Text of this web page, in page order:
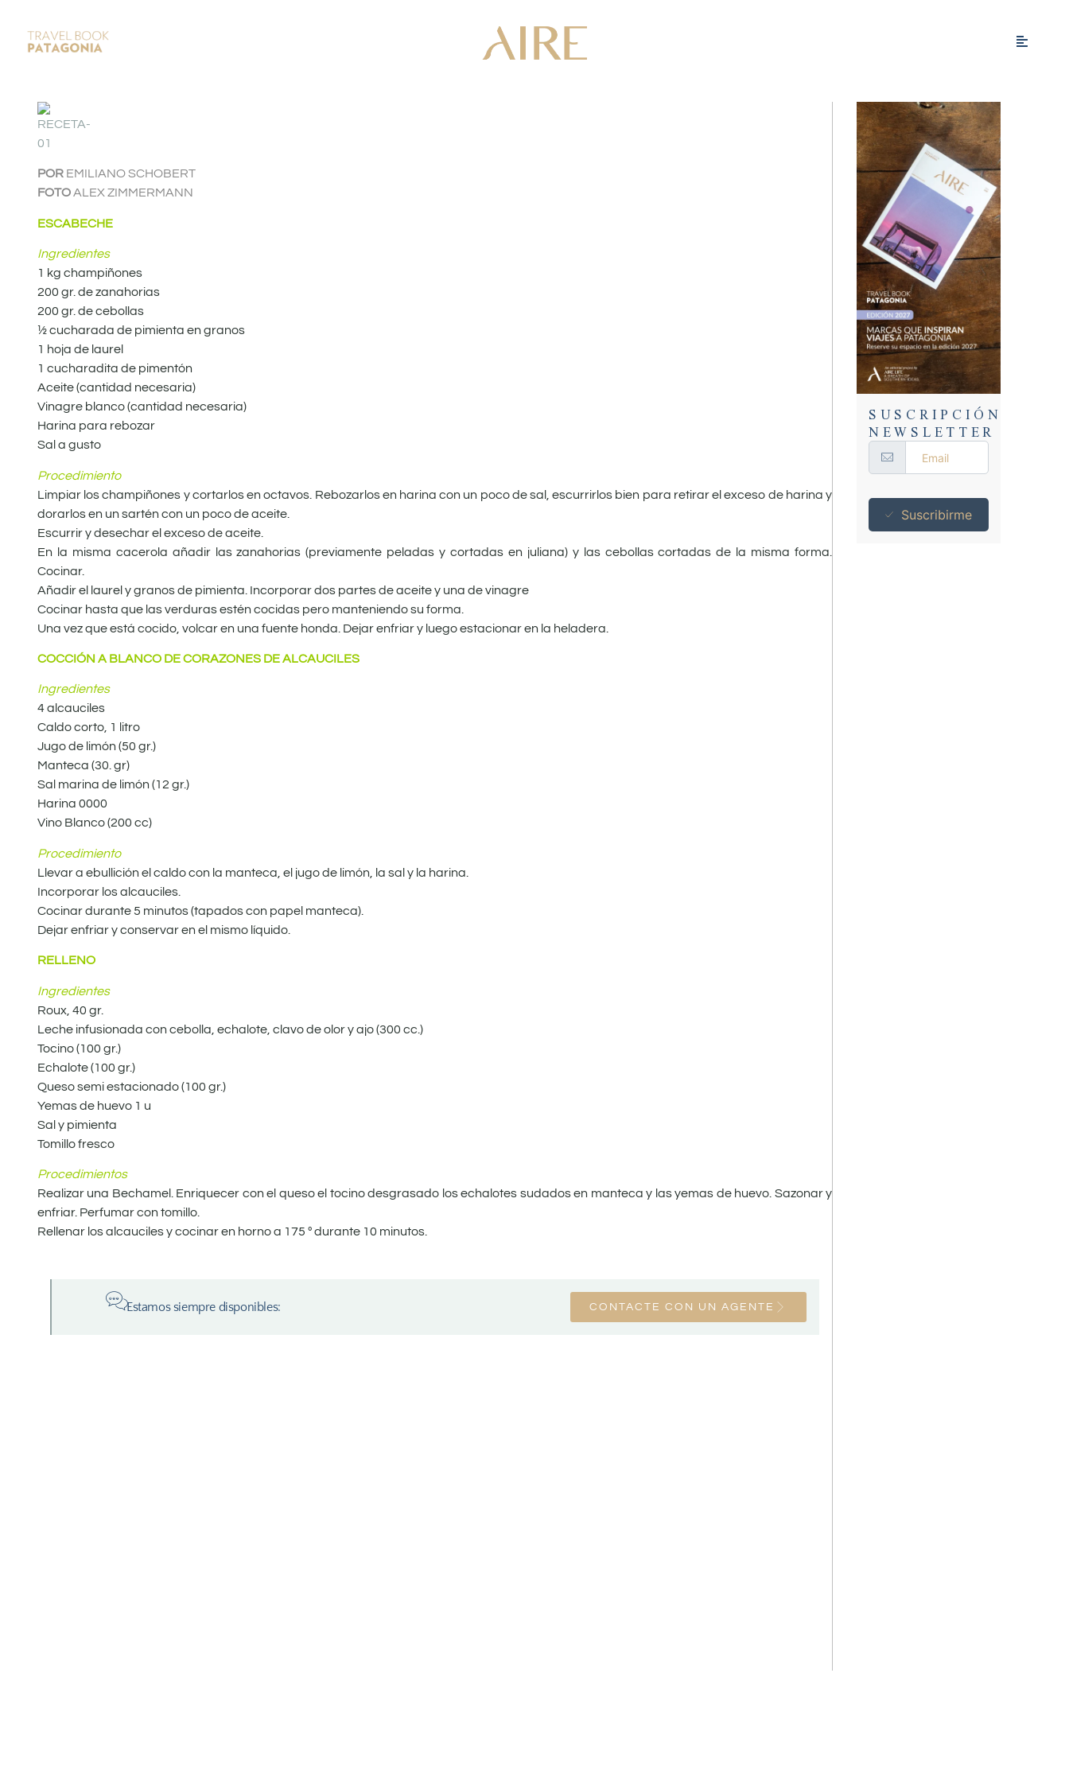
POR EMILIANO SCHOBERT
FOTOALEX ZIMMERMANN
ESCABECHE
Ingredientes
1 kg champiñones
200 gr. de zanahorias
200 gr. de cebollas
½ cucharada de pimienta en granos
1 hoja de laurel
1 cucharadita de pimentón
Aceite (cantidad necesaria)
Vinagre blanco (cantidad necesaria)
Harina para rebozar
Sal a gusto
Procedimiento
Limpiar los champiñones y cortarlos en octavos. Rebozarlos en harina con un poco de sal, escurrirlos bien para retirar el exceso de harina y
dorarlos en un sartén con un poco de aceite.
Escurrir y desechar el exceso de aceite.
En la misma cacerola añadir las zanahorias (previamente peladas y cortadas en juliana) y las cebollas cortadas de la misma forma.
Cocinar.
Añadir el laurel y granos de pimienta. Incorporar dos partes de aceite y una de vinagre
Cocinar hasta que las verduras estén cocidas pero manteniendo su forma.
Una vez que está cocido, volcar en una fuente honda. Dejar enfriar y luego estacionar en la heladera.
COCCIÓN A BLANCO DE CORAZONES DE ALCAUCILES
Ingredientes
4 alcauciles
Caldo corto, 1 litro
Jugo de limón (50 gr.)
Manteca (30. gr)
Sal marina de limón (12 gr.)
Harina 0000
Vino Blanco (200 cc)
Procedimiento
Llevar a ebullición el caldo con la manteca, el jugo de limón, la sal y la harina.
Incorporar los alcauciles.
Cocinar durante 5 minutos (tapados con papel manteca).
Dejar enfriar y conservar en el mismo líquido.
RELLENO
Ingredientes
Roux, 40 gr.
Leche infusionada con cebolla, echalote, clavo de olor y ajo (300 cc.)
Tocino (100 gr.)
Echalote (100 gr.)
Queso semi estacionado (100 gr.)
Yemas de huevo 1 u
Sal y pimienta
Tomillo fresco
Procedimientos
Realizar una Bechamel. Enriquecer con el queso el tocino desgrasado los echalotes sudados en manteca y las yemas de huevo. Sazonar y
enfriar. Perfumar con tomillo.
Rellenar los alcauciles y cocinar en horno a 175 º durante 10 minutos.
Estamos siempre disponibles: CONTACTE CON UN AGENTE
SUSCRIPCIÓN
NEWSLETTER
Suscribirme